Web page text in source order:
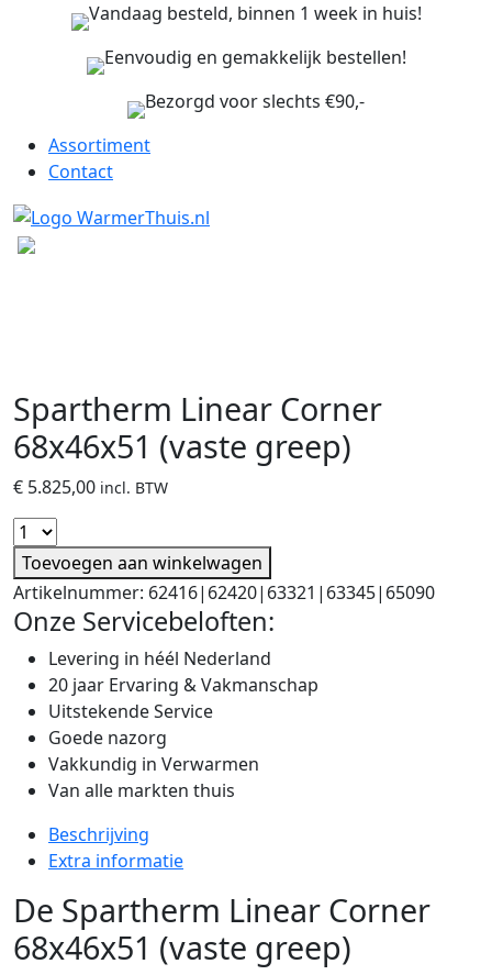
Vandaag besteld, binnen 1 week in huis!
Eenvoudig en gemakkelijk bestellen!
Bezorgd voor slechts €90,-
Assortiment
Contact
Spartherm Linear Corner
68x46x51 (vaste greep)
€ 5.825,00 incl. BTW
Toevoegen aan winkelwagen
Artikelnummer: 62416|62420|63321|63345|65090
Onze Servicebeloften:
Levering in héél Nederland
20 jaar Ervaring & Vakmanschap
Uitstekende Service
Goede nazorg
Vakkundig in Verwarmen
Van alle markten thuis
Beschrijving
Extra informatie
De Spartherm Linear Corner
68x46x51 (vaste greep)